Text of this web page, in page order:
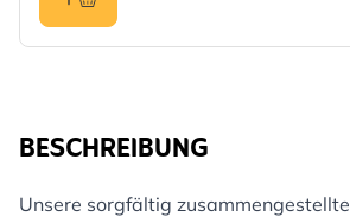
BESCHREIBUNG
Unsere sorgfältig zusammengestellte